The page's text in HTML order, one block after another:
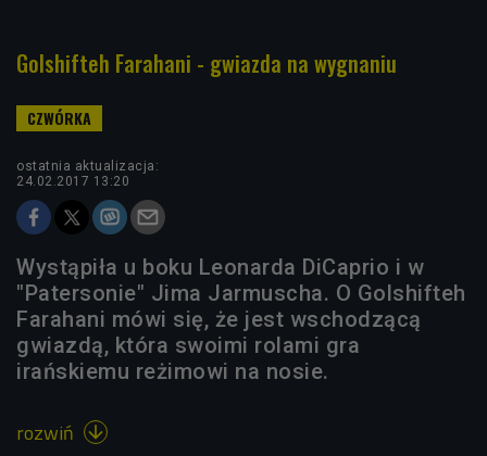
Golshifteh Farahani - gwiazda na wygnaniu
ostatnia aktualizacja:
24.02.2017 13:20
Wystąpiła u boku Leonarda DiCaprio i w
"Patersonie" Jima Jarmuscha. O Golshifteh
Farahani mówi się, że jest wschodzącą
gwiazdą, która swoimi rolami gra
irańskiemu reżimowi na nosie.
rozwiń 